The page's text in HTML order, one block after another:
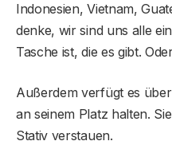
Indonesien, Vietnam,
denke, wir sind uns alle
Tasche ist, die es gibt.
Außerdem verfügt es
an seinem Platz halten.
Stativ verstauen.